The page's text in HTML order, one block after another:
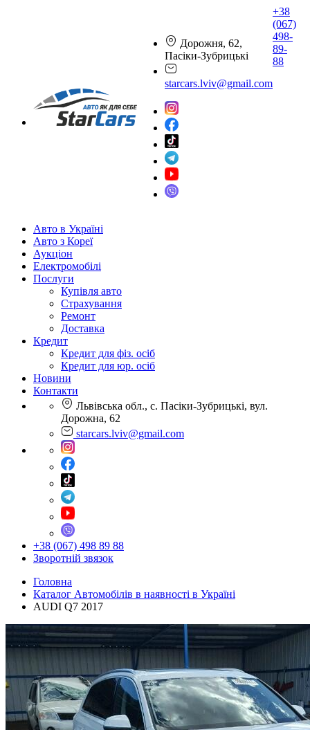
Дорожня, 62,
Пасіки-Зубрицькі
starcars.lviv@gmail.com
+38
(067)
498-
89-
88
Авто в Україні
Авто з Кореї
Аукціон
Електромобілі
Послуги
Купівля авто
Страхування
Ремонт
Доставка
Кредит
Кредит для фіз. осіб
Кредит для юр. осіб
Новини
Контакти
Львівська обл., с. Пасіки-Зубрицькі, вул.
Дорожна, 62
starcars.lviv@gmail.com
+38 (067) 498 89 88
Зворотній звязок
Головна
Каталог Автомобілів в наявності в Україні
AUDI Q7 2017